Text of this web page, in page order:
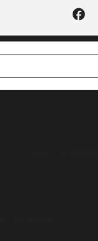
[SAAQPEK5M]